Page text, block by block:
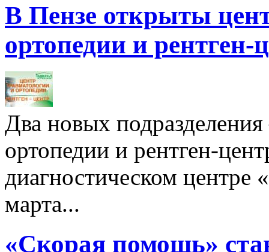
В Пензе открыты
ортопедии и рентген-
Два новых
ортопедии и рентген-
диагностическом
марта...
«Скорая помощь»